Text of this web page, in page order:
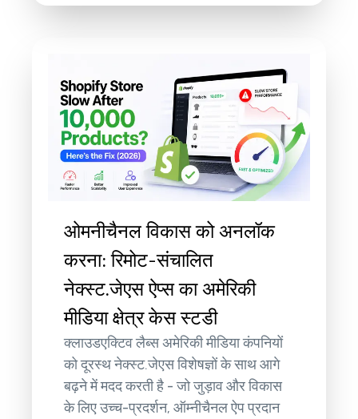
ओमनीचैनल विकास को अनलॉक
करना: रिमोट-संचालित
नेक्स्ट.जेएस ऐप्स का अमेरिकी
मीडिया क्षेत्र केस स्टडी
क्लाउडएक्टिव लैब्स अमेरिकी मीडिया कंपनियों
को दूरस्थ नेक्स्ट.जेएस विशेषज्ञों के साथ आगे
बढ़ने में मदद करती है - जो जुड़ाव और विकास
के लिए उच्च-प्रदर्शन, ऑम्नीचैनल ऐप प्रदान